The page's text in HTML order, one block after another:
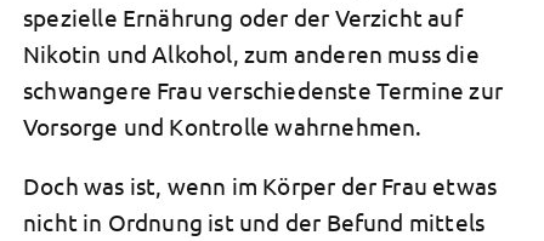
spezielle Ernährung oder der Verzicht auf
Nikotin und Alkohol, zum anderen muss die
schwangere Frau verschiedenste Termine zur
Vorsorge und Kontrolle wahrnehmen.
Doch was ist, wenn im Körper der Frau etwas
nicht in Ordnung ist und der Befund mittels